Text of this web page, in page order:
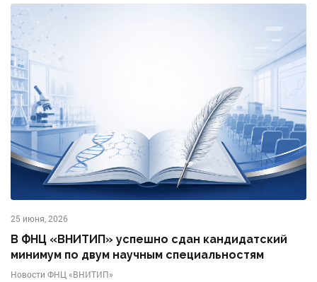
25 июня, 2026
В ФНЦ «ВНИТИП» успешно сдан кандидатский
минимум по двум научным специальностям
Новости ФНЦ «ВНИТИП»